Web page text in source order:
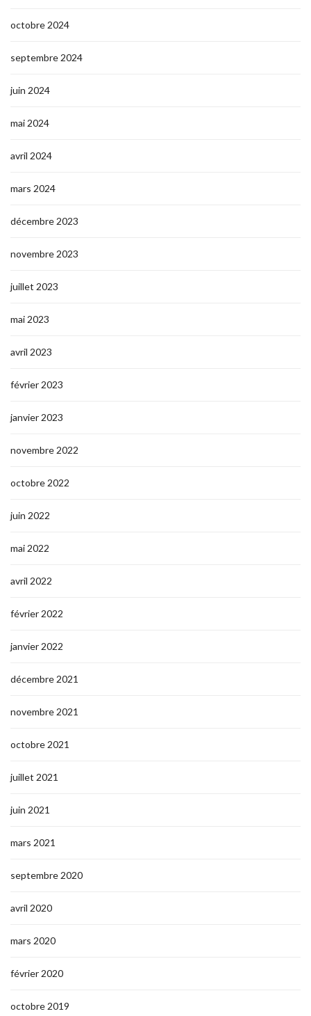
octobre 2024
septembre 2024
juin 2024
mai 2024
avril 2024
mars 2024
décembre 2023
novembre 2023
juillet 2023
mai 2023
avril 2023
février 2023
janvier 2023
novembre 2022
octobre 2022
juin 2022
mai 2022
avril 2022
février 2022
janvier 2022
décembre 2021
novembre 2021
octobre 2021
juillet 2021
juin 2021
mars 2021
septembre 2020
avril 2020
mars 2020
février 2020
octobre 2019